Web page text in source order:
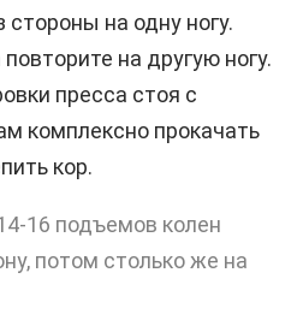
стороны на одну ногу.
на другую ногу.
пресса стоя с
комплексно прокачать
кор.
16 подъемов колен
потом столько же на